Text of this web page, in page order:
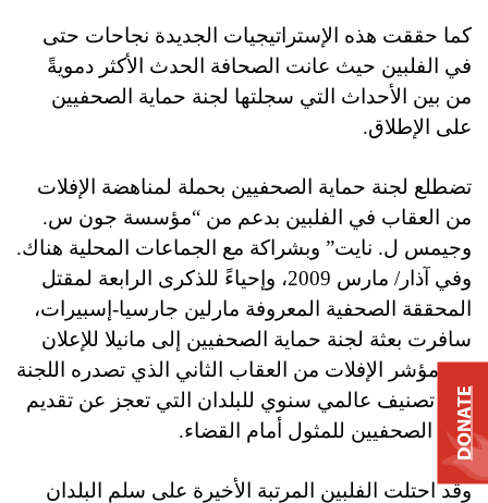
كما حققت هذه الإستراتيجيات الجديدة نجاحات حتى
في الفلبين حيث عانت الصحافة الحدث الأكثر دمويةً
من بين الأحداث التي سجلتها لجنة حماية الصحفيين
على الإطلاق.
تضطلع لجنة حماية الصحفيين بحملة لمناهضة الإفلات
من العقاب في الفلبين بدعم من “مؤسسة جون س.
وجيمس ل. نايت” وبشراكة مع الجماعات المحلية هناك.
وفي آذار/ مارس 2009، وإحياءً للذكرى الرابعة لمقتل
المحققة الصحفية المعروفة مارلين جارسيا-إسبيرات،
سافرت بعثة لجنة حماية الصحفيين إلى مانيلا للإعلان
عن مؤشر الإفلات من العقاب الثاني الذي تصدره اللجنة
وهو تصنيف عالمي سنوي للبلدان التي تعجز عن تقديم
قتلة الصحفيين للمثول أمام القضاء.
وقد احتلت الفلبين المرتبة الأخيرة على سلم البلدان
DONATE